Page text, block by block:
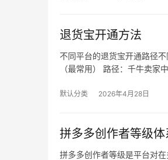
退货宝开通方法
不同平台的退货宝开通路径
（最常用） 路径：千牛卖
默认分类 2026年4月28日
拼多多创作者等级体
拼多多创作者等级是平台对